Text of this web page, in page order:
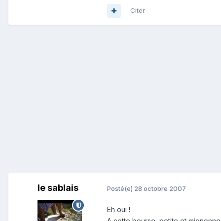
Citer
le sablais Posté(e) 28 octobre 2007
Eh oui !